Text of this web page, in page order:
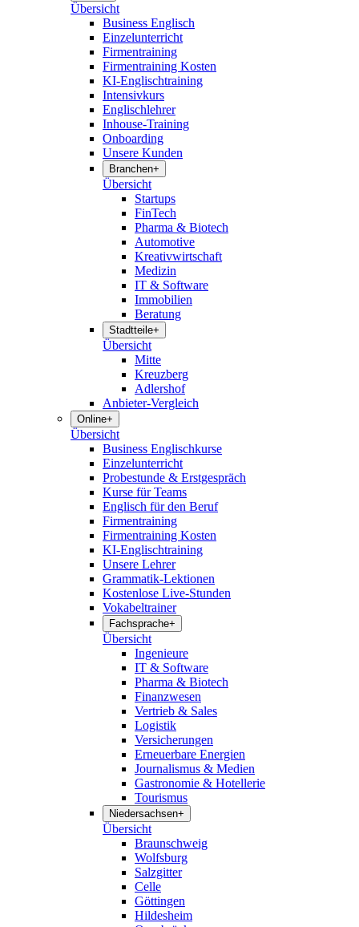
Übersicht
Business Englisch
Einzelunterricht
Firmentraining
Firmentraining Kosten
KI-Englischtraining
Intensivkurs
Englischlehrer
Inhouse-Training
Onboarding
Unsere Kunden
Branchen+
Übersicht
Startups
FinTech
Pharma & Biotech
Automotive
Kreativwirtschaft
Medizin
IT & Software
Immobilien
Beratung
Stadtteile+
Übersicht
Mitte
Kreuzberg
Adlershof
Anbieter-Vergleich
Online+
Übersicht
Business Englischkurse
Einzelunterricht
Probestunde & Erstgespräch
Kurse für Teams
Englisch für den Beruf
Firmentraining
Firmentraining Kosten
KI-Englischtraining
Unsere Lehrer
Grammatik-Lektionen
Kostenlose Live-Stunden
Vokabeltrainer
Fachsprache+
Übersicht
Ingenieure
IT & Software
Pharma & Biotech
Finanzwesen
Vertrieb & Sales
Logistik
Versicherungen
Erneuerbare Energien
Journalismus & Medien
Gastronomie & Hotellerie
Tourismus
Niedersachsen+
Übersicht
Braunschweig
Wolfsburg
Salzgitter
Celle
Göttingen
Hildesheim